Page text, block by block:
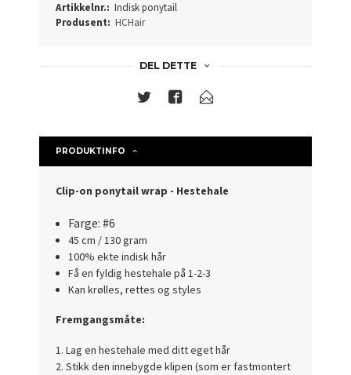
Artikkelnr.: Indisk ponytail
Produsent: HCHair
DEL DETTE
PRODUKTINFO
Clip-on ponytail wrap - Hestehale
Farge: #6
45 cm / 130 gram
100% ekte indisk hår
Få en fyldig hestehale på 1-2-3
Kan krølles, rettes og styles
Fremgangsmåte:
1. Lag en hestehale med ditt eget hår
2. Stikk den innebygde klipen (som er fastmontert